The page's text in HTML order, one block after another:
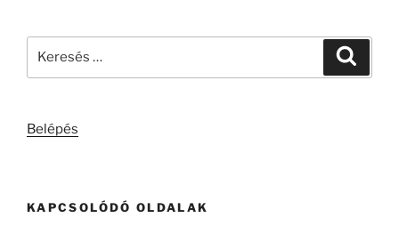
Belépés
KAPCSOLÓDÓ OLDALAK